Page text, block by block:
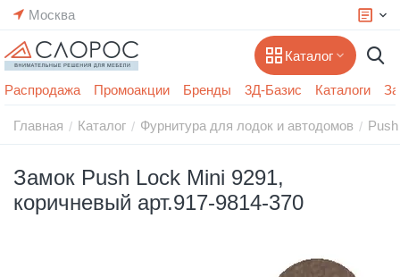
Москва
Каталог
Распродажа Промоакции Бренды 3Д-Базис Каталоги
Главная / Каталог / Фурнитура для лодок и автодомов /
Замок Push Lock Mini 9291,
коричневый арт.917-9814-370